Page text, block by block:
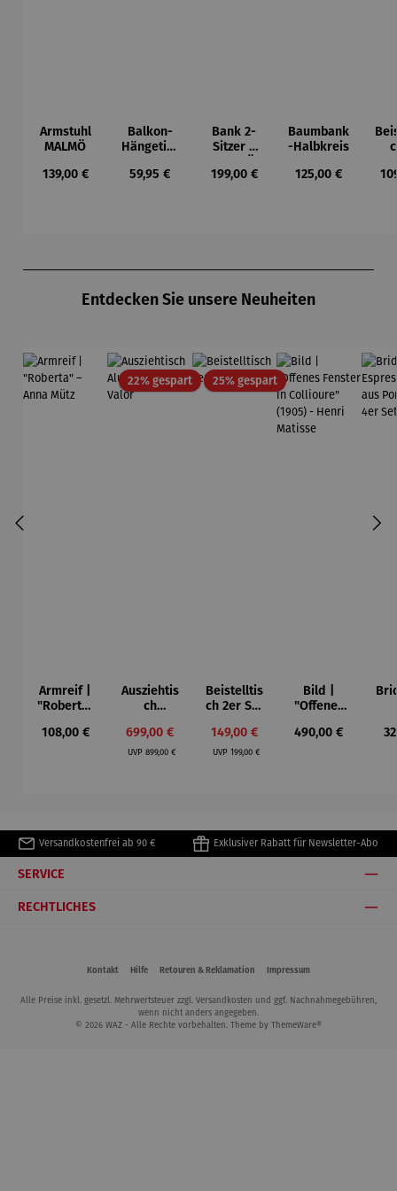
Armstuhl
MALMÖ
Regulärer Preis:
139,00 €
Balkon-
Hängetisc
BERKELEY
Regulärer Preis:
59,95 €
Bank 2-
Sitzer –
Regulärer Preis:
199,00 €
Baumbank
-Halbkreis
Regulärer Preis:
125,00 €
Entdecken Sie unsere Neuheiten
Armreif |
"Roberta"
Mütz
Regulärer Preis:
108,00 €
22% gespartRabatt
Ausziehtis
ch
– Valor
Verkaufspreis:
699,00 €
UVPRegulärer Preis:
899,00 €
25% gespartRabatt
Beistelltis
ch 2er Set
Verkaufspreis:
149,00 €
UVP Regulärer Preis:
199,00 €
Bild |
"Offenes
Collioure"
Regulärer Preis:
490,00 €
Versandkostenfrei ab 90 € Exklusiver Rabatt für Newsletter-Abo
SERVICE
RECHTLICHES
Kontakt Hilfe Retouren & Reklamation Impressum
Alle Preise inkl. gesetzl. Mehrwertsteuer zzgl. Versandkosten und ggf. Nachnahmegebühren,
wenn nicht anders angegeben.
© 2026 WAZ - Alle Rechte vorbehalten. Theme by ThemeWare®